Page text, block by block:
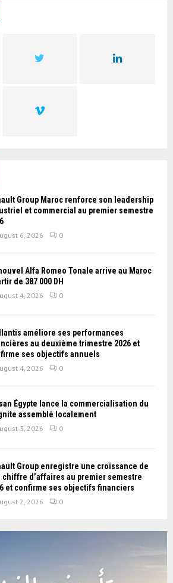
Group Maroc renforce son leadership
et commercial au premier semestre
6, 2026 0
Alfa Romeo Tonale arrive au Maroc
de 387 000 DH
4, 2026 0
améliore ses performances
au deuxième trimestre 2026 et
ses objectifs annuels
4, 2026 0
Égypte lance la commercialisation du
assemblé localement
3, 2026 0
Group enregistre une croissance de
chiffre d’affaires au premier semestre
et confirme ses objectifs financiers
2, 2026 0